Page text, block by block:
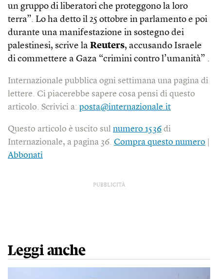
un gruppo di liberatori che proteggono la loro
terra”. Lo ha detto il 25 ottobre in parlamento e poi
durante una manifestazione in sostegno dei
palestinesi, scrive la Reuters, accusando Israele
di commettere a Gaza “crimini contro l’umanità” .
Internazionale pubblica ogni settimana una pagina di
lettere. Ci piacerebbe sapere cosa pensi di questo
articolo. Scrivici a: posta@internazionale.it
Questo articolo è uscito sul numero 1536 di
Internazionale, a pagina 36. Compra questo numero
Abbonati
PUBBLICITÀ
Leggi anche